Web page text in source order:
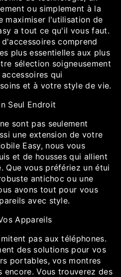
ou simplement à la
maximiser l'utilisation de
a tout ce qu'il vous faut.
comprend
plus essentielles aux plus
sélection soigneusement
qui
et à votre style de vie.
Seul Endroit
sont pas seulement
une extension de votre
Easy, nous vous
et de housses qui allient
Que vous préfériez un étui
antichoc ou une
avons tout pour vous
avec style.
Appareils
pas aux téléphones.
des solutions pour vos
portables, vos montres
encore. Vous trouverez des